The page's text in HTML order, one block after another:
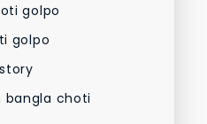
golpo
golpo
bangla choti